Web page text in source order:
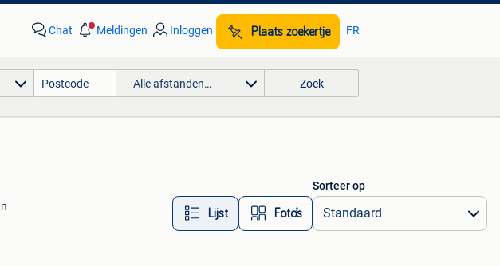
Chat Meldingen Inloggen Plaats zoekertje FR
Alle afstanden… Zoek
Lijst Foto’s
Sorteer op